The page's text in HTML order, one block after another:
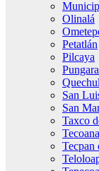
Olinalá
Petatlán
Pilcaya
San
San
Taxco
Tecpan